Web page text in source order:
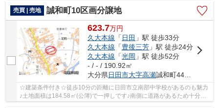
売買 | 売地
誠和町10区画分譲地
623.7万円
久大本線 「 日田 」駅 徒歩33分
久大本線 「豊後三芳 」駅 徒歩24分
久大本線 「光岡 」駅 徒歩52分
- / - / 190.92㎡
大分県日田市大字高瀬誠和町441-14
☆建築条件付き☆徒歩10分の距離に日田市立南部中学校があるのも魅力
♪土地面積は184.58㎡(公簿)で一押しです♪南側に道路があるため十分な
日当たりが確保できます♪地域の顧客満足度ナンバ...